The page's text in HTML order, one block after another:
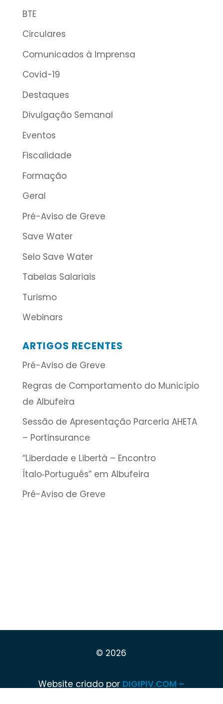
BTE
Circulares
Comunicados à Imprensa
Covid-19
Destaques
Divulgação Semanal
Eventos
Fiscalidade
Formação
Geral
Pré-Aviso de Greve
Save Water
Selo Save Water
Tabelas Salariais
Turismo
Webinars
ARTIGOS RECENTES
Pré-Aviso de Greve
Regras de Comportamento do Município
de Albufeira
Sessão de Apresentação Parceria AHETA
– Portinsurance
“Liberdade e Libertà – Encontro
Ítalo‑Português” em Albufeira
Pré-Aviso de Greve
© 2026
Website criado por DIGIPIV.COM –